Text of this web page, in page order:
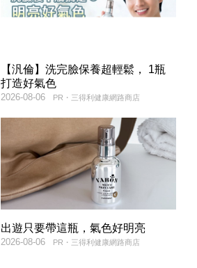
【汎倫】洗完臉保養超輕鬆， 1瓶
打造好氣色
PR・三得利健康網路商店
2026-08-06
出遊只要帶這瓶，氣色好明亮
PR・三得利健康網路商店
2026-08-06